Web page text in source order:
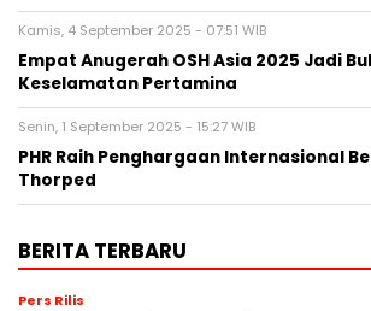
Kamis, 4 September 2025 - 07:51 WIB
Empat Anugerah OSH Asia 2025 Jadi
Keselamatan Pertamina
Senin, 1 September 2025 - 15:27 WIB
PHR Raih Penghargaan Internasional
Thorped
BERITA TERBARU
Pers Rilis